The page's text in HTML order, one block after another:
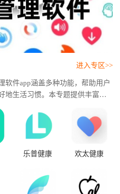
软件app涵盖多种功能，帮助用户
地生活习惯。本专题提供丰富的
据功能、用户口碑、使用体验等
健康管理软件排行榜前十名推
。
进入专区>>
乐普健康 欢太健康